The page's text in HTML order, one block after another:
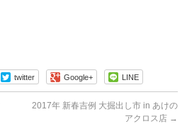
twitter Google+ LINE
2017年 新春吉例 大掘出し市 in あけの
アクロス店 →